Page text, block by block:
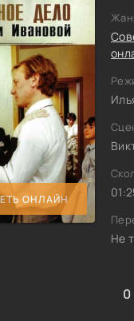
ОНЛАЙН
Не
0